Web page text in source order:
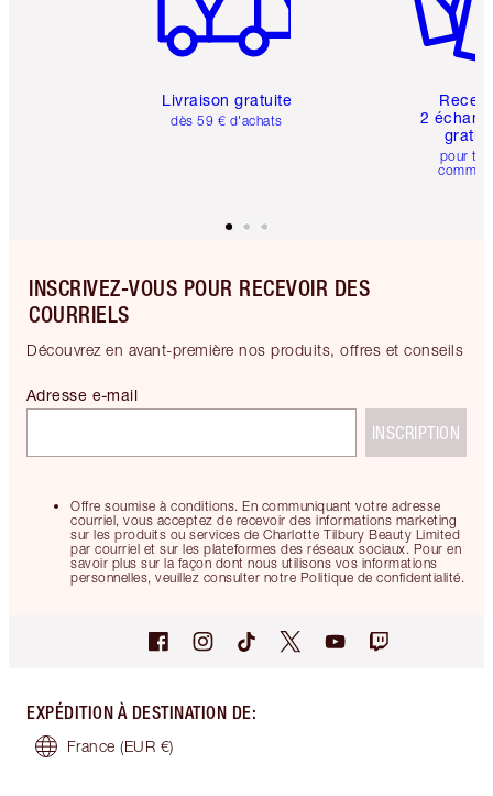
Livraison gratuite
dès 59 € d'achats
2
pour
INSCRIVEZ-VOUS POUR RECEVOIR DES
COURRIELS
Découvrez en avant-première nos produits, offres et conseils
Offre soumise à conditions. En communiquant votre adresse
courriel, vous acceptez de recevoir des informations marketing
sur les produits ou services de Charlotte Tilbury Beauty Limited
par courriel et sur les plateformes des réseaux sociaux. Pour en
savoir plus sur la façon dont nous utilisons vos informations
personnelles, veuillez consulter notre Politique de confidentialité.
Adresse e-mail
INSCRIPTION
EXPÉDITION À DESTINATION DE:
France (EUR €)